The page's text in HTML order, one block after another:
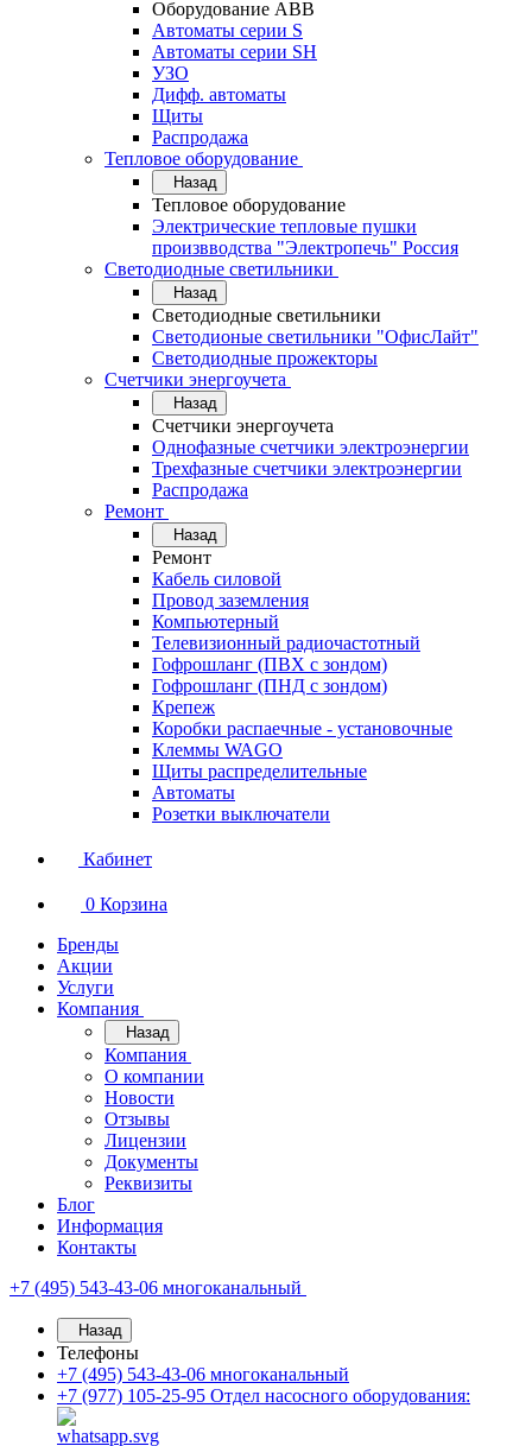
Оборудование АВВ
Автоматы серии S
Автоматы серии SH
УЗО
Дифф. автоматы
Щиты
Распродажа
Тепловое оборудование
Назад
Тепловое оборудование
Электрические тепловые пушки
произвводства "Электропечь" Россия
Светодиодные светильники
Назад
Светодиодные светильники
Светодионые светильники "ОфисЛайт"
Светодиодные прожекторы
Счетчики энергоучета
Назад
Счетчики энергоучета
Однофазные счетчики электроэнергии
Трехфазные счетчики электроэнергии
Распродажа
Ремонт
Назад
Ремонт
Кабель силовой
Провод заземления
Компьютерный
Телевизионный радиочастотный
Гофрошланг (ПВХ с зондом)
Гофрошланг (ПНД с зондом)
Крепеж
Коробки распаечные - установочные
Клеммы WAGO
Щиты распределительные
Автоматы
Розетки выключатели
Кабинет
0 Корзина
Бренды
Акции
Услуги
Компания
Назад
Компания
О компании
Новости
Отзывы
Лицензии
Документы
Реквизиты
Блог
Информация
Контакты
+7 (495) 543-43-06 многоканальный
Назад
Телефоны
+7 (495) 543-43-06 многоканальный
+7 (977) 105-25-95 Отдел насосного оборудования: